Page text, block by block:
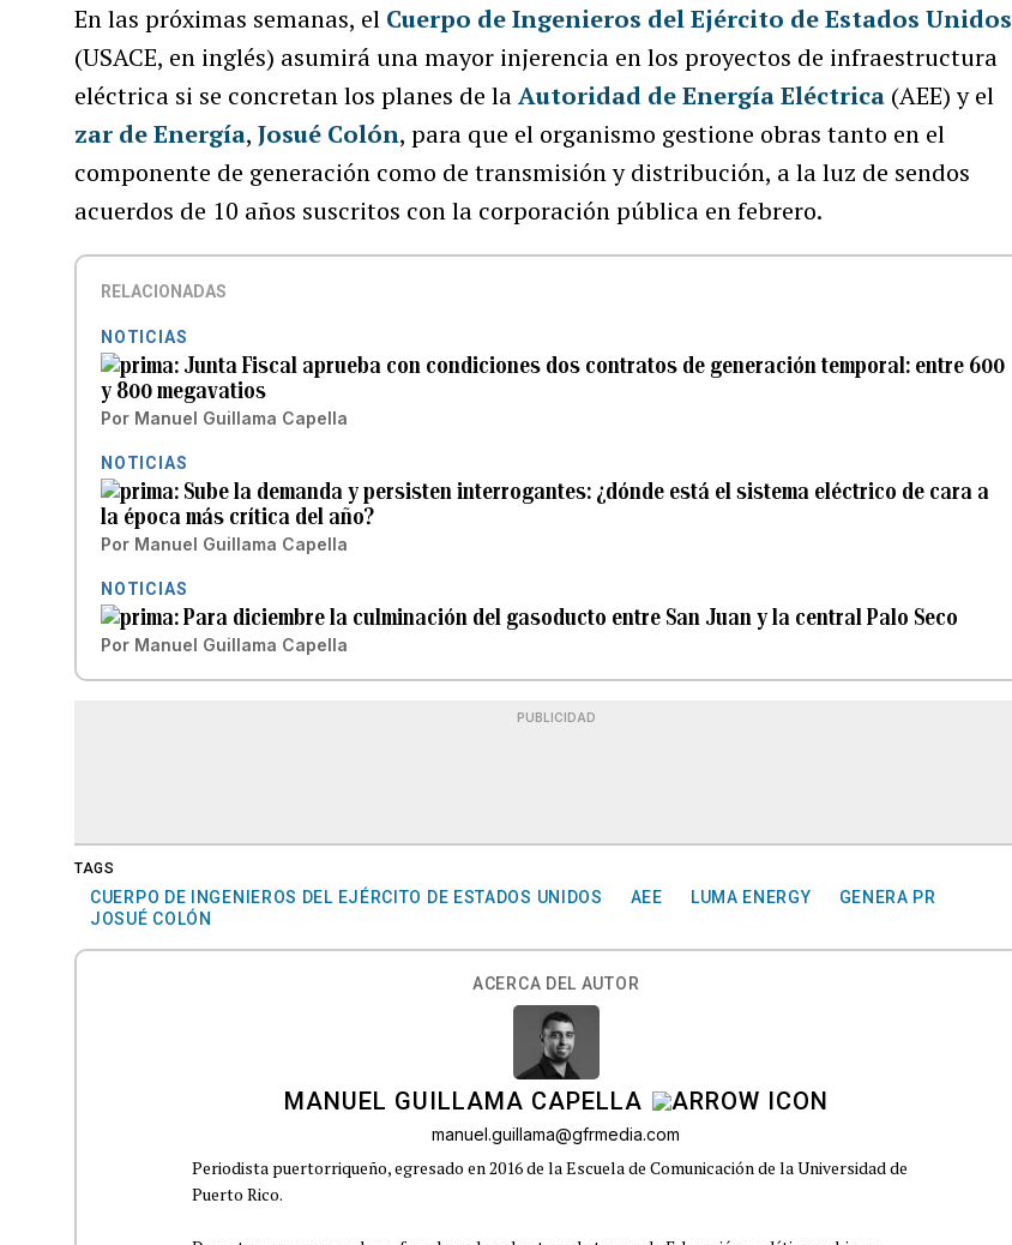
En las próximas semanas, el Cuerpo de Ingenieros del Ejército de Estados Unidos
(USACE, en inglés) asumirá una mayor injerencia en los proyectos de infraestructura
eléctrica si se concretan los planes de laAutoridad de Energía Eléctrica (AEE) y el
zar de Energía,Josué Colón, para que el organismo gestione obras tanto en el
componente de generación como de transmisión y distribución, a la luz de sendos
acuerdos de 10 años suscritos con la corporación pública en febrero.
RELACIONADAS
NOTICIAS
Junta Fiscal aprueba con condiciones dos contratos de generación temporal: entre 600
y 800 megavatios
Por Manuel Guillama Capella
NOTICIAS
Sube la demanda y persisten interrogantes: ¿dónde está el sistema eléctrico de cara a
la época más crítica del año?
Por Manuel Guillama Capella
NOTICIAS
Para diciembre la culminación del gasoducto entre San Juan y la central Palo Seco
Por Manuel Guillama Capella
PUBLICIDAD
TAGS
CUERPO DE INGENIEROS DEL EJÉRCITO DE ESTADOS UNIDOS AEE LUMA ENERGY
GENERA PR
JOSUÉ COLÓN
ACERCA DEL AUTOR
MANUEL GUILLAMA CAPELLA
manuel.guillama@gfrmedia.com
Periodista puertorriqueño, egresado en 2016 de la Escuela de Comunicación de la Universidad de
Puerto Rico.